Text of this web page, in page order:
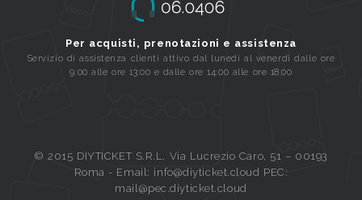
Per acquisti, prenotazioni e assistenza
Servizio di assistenza clienti attivo dal lunedi al venerdi dalle ore
9:00 alle ore 13:00 e dalle ore 14:00 alle ore 18:00
© 2015 DIYTICKET S.R.L. Via Lucrezio Caro, 51 – 00193
Roma - Email: info@diyticket.cloud PEC:
mail@pec.diyticket.cloud